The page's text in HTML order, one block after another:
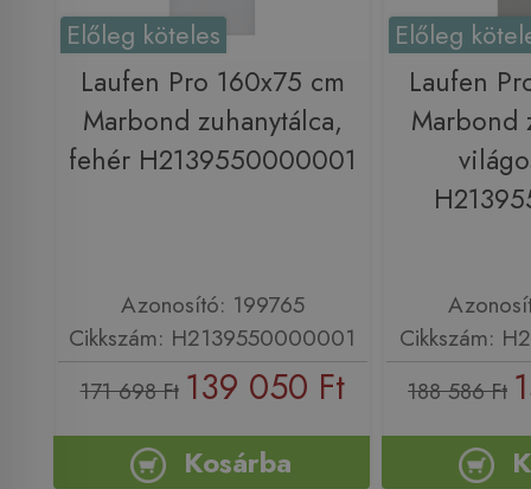
Előleg köteles
Laufen Pro 160x75 cm
Marbond zuhanytálca,
fehér H2139550000001
Azonosító: 199765
Cikkszám: H2139550000001
171 698 Ft 139 050 Ft
Kosárba
Előleg
Laufen
Marbond
Cikkszám:
188 586 Ft